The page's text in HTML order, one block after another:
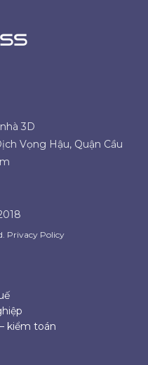
3D
Vọng Hậu, Quận Cầu
Privacy Policy
kiểm toán